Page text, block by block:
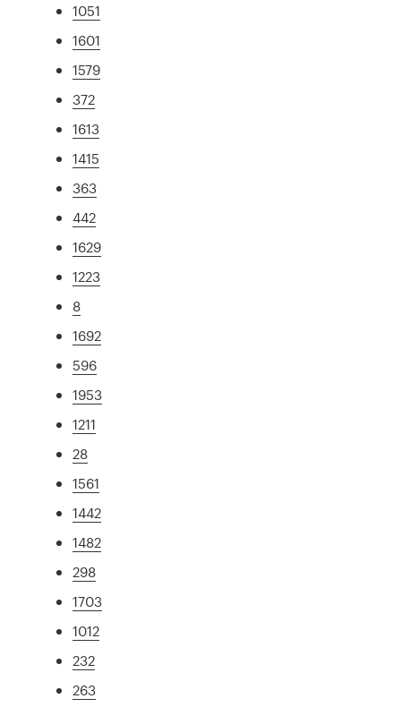
1051
1601
1579
372
1613
1415
363
442
1629
1223
8
1692
596
1953
1211
28
1561
1442
1482
298
1703
1012
232
263